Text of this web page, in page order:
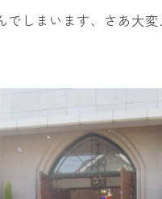
でしまいます、さあ大